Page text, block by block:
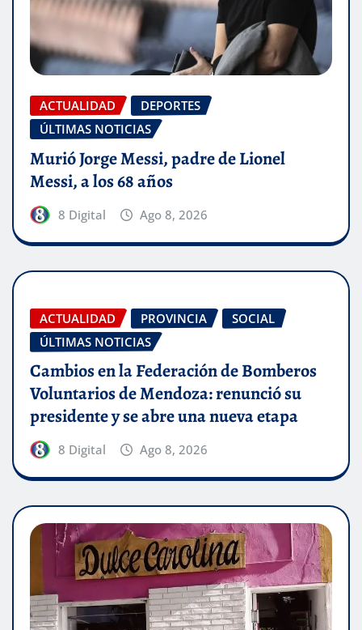
ACTUALIDAD
DEPORTES
ÚLTIMAS NOTICIAS
Murió Jorge Messi, padre de Lionel
Messi, a los 68 años
8 Digital Ago 8, 2026
ACTUALIDAD PROVINCIA
SOCIAL
ÚLTIMAS NOTICIAS
Cambios en la Federación de Bomberos
Voluntarios de Mendoza: renunció su
presidente y se abre una nueva etapa
8 Digital Ago 8, 2026